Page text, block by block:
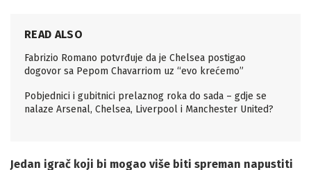
READ ALSO
Fabrizio Romano potvrđuje da je Chelsea postigao
dogovor sa Pepom Chavarriom uz “evo krećemo”
Pobjednici i gubitnici prelaznog roka do sada – gdje se
nalaze Arsenal, Chelsea, Liverpool i Manchester United?
Jedan igrač koji bi mogao više biti spreman napustiti